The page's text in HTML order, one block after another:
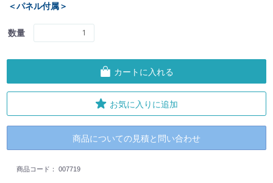
＜パネル付属＞
数量
カートに入れる
お気に入りに追加
商品についての見積と問い合わせ
商品コード： 007719